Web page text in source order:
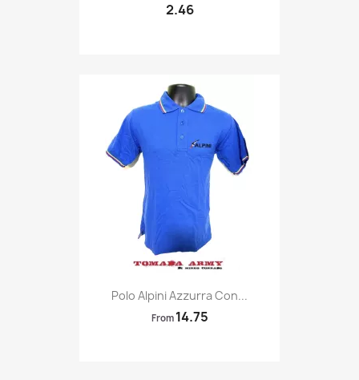
2.46
Quick view
Polo Alpini Azzurra Con...
From 14.75